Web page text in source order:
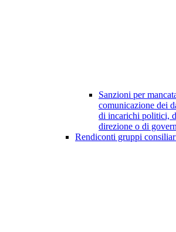
Sanzioni per
comunicazione dei
di incarichi politici,
direzione o di
Rendiconti gruppi